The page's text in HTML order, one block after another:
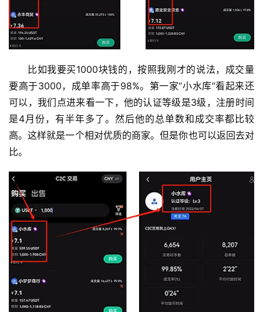
比如我要买1000块钱的，按照我刚才的说法，成交量
要高于3000，成单率高于98%。第一家“小水库”看起来还
可以，我们点进来看一下，他的认证等级是3级，注册时间
是4月份，有半年多了。然后他的总单数和成交率都比较
高。这样就是一个相对优质的商家。但是你也可以返回去对
比。